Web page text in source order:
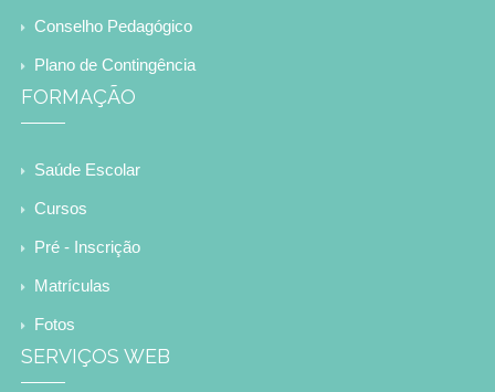
Conselho Pedagógico
Plano de Contingência
FORMAÇÃO
Saúde Escolar
Cursos
Pré - Inscrição
Matrículas
Fotos
SERVIÇOS WEB